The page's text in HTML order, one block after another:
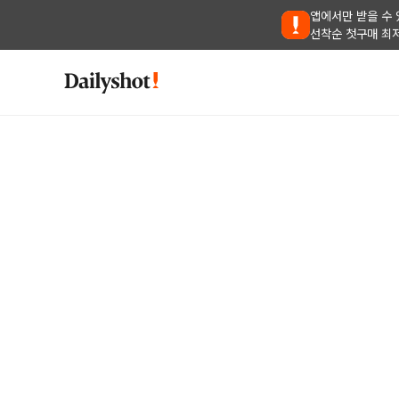
앱에서만 받을 수
선착순 첫구매 최